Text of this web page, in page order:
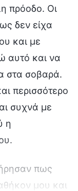
πρόοδο. Οι
δεν είχα
και με
αυτό και να
στα σοβαρά.
περισσότερο
συχνά με
η
πως
μου και